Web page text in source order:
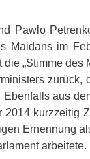
Pawlo
Maidans im
die „Stimme des
zurück,
Ebenfalls aus
2014 kurzzeitig
Ernennung
arbeitete.